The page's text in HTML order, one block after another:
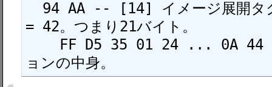
= 42。つまり21バイト。
ョンの中身。